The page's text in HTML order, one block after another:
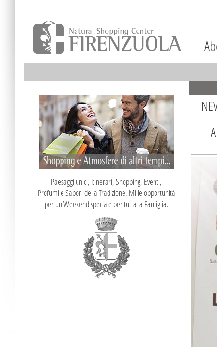
Paesaggi unici, Itinerari, Shopping, Eventi,
Profumi e Sapori della Tradizione. Mille opportunità
per un Weekend speciale per tutta la Famiglia.